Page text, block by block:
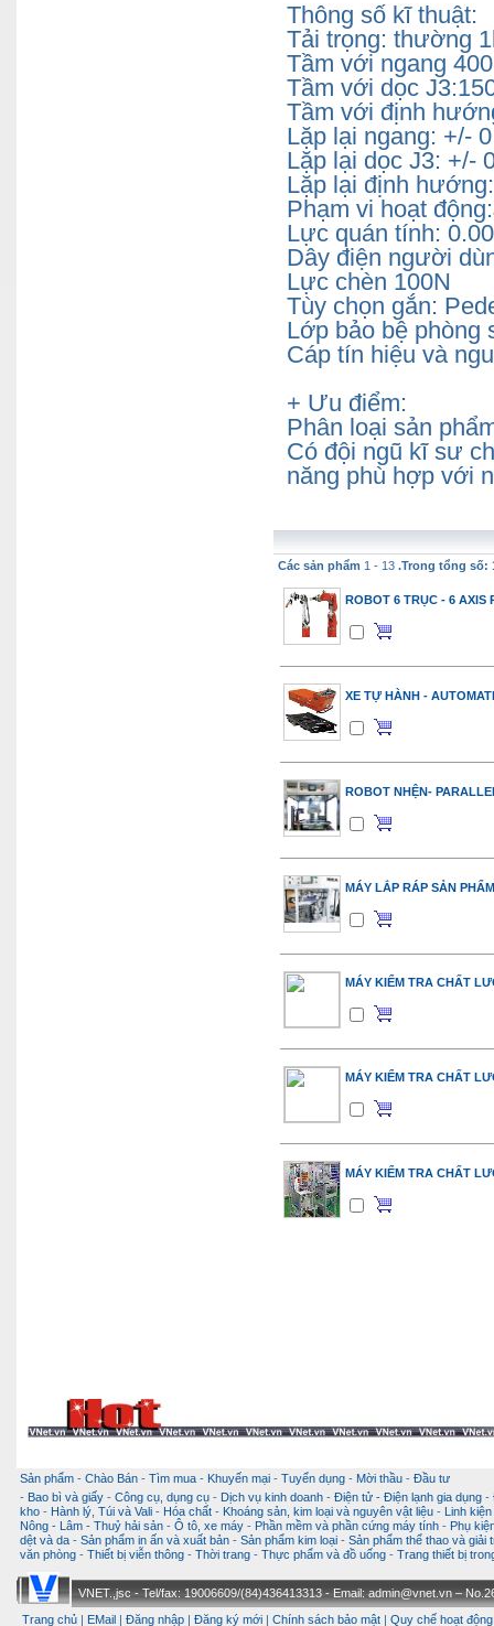
Thông số kĩ thuật:
Tải trọng: thường
Tầm với ngang
Tầm với dọc
Tầm với định
Lặp lại ngang: +/-
Lặp lại dọc J3: +/-
Lặp lại định
Phạm vi hoạt
Lực quán tính:
Dây điện người
Lực chèn 100N
Tùy chọn gắn:
Lớp bảo bệ phòng
Cáp tín hiệu và
+ Ưu điểm:
Phân loại sản
Có đội ngũ kĩ sư
năng phù hợp với
Các sản phẩm 1 - 13 .Trong tổng số:
ROBOT 6 TRỤC - 6 AXIS
XE TỰ HÀNH -
ROBOT NHỆN-
MÁY LẮP RÁP SẢN
MÁY KIỂM TRA CHẤT
MÁY KIỂM TRA CHẤT
MÁY KIỂM TRA CHẤT
Sản phẩm - Chào Bán - Tìm mua - Khuyến mại - Tuyển dụng - Mời thầu - Đầu tư
- Bao bì và giấy - Công cụ, dụng cụ - Dịch vụ kinh doanh - Điện tử - Điện lạnh gia dụng -
kho - Hành lý, Túi và Vali - Hóa chất - Khoáng sản, kim loại và nguyên vật liệu -
Linh
Nông - Lâm - Thuỷ hải sản - Ô tô, xe máy - Phần mềm và phần cứng máy tính - Phụ
dệt và da - Sản phẩm in ấn và xuất bản - Sản phẩm kim loại - Sản phẩm thể thao và giải
văn phòng - Thiết bị viễn thông - Thời trang - Thực phẩm và đồ uống - Trang thiết bị
VNET.,jsc - Tel/fax: 19006609/(84)436413313 - Email: admin@vnet.vn –
Trang chủ
EMail Đăng nhập Đăng ký mới Chính sách bảo mật Quy chế hoạt động